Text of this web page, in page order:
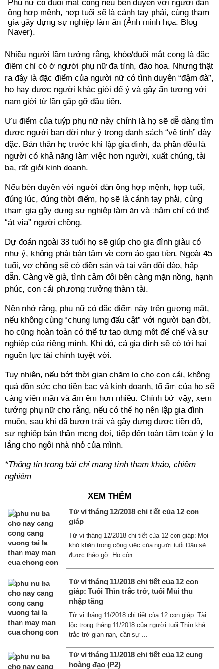
Phụ nữ có đuôi mắt cong nếu bén duyên với người đàn
ông hợp mệnh, hợp tuổi sẽ là cánh tay phải, cùng tham
gia gây dựng sự nghiệp làm ăn (Ảnh minh họa: Blog
Naver).
Nhiều người lầm tưởng rằng, khóe/đuôi mắt cong là đặc
điểm chỉ có ở người phụ nữ đa tình, đào hoa. Nhưng thật
ra đây là đặc điểm của người nữ có tình duyên “đậm đà”,
họ hay được người khác giới để ý và gây ấn tượng với
nam giới từ lần gặp gỡ đầu tiên.
Ưu điểm của tuýp phụ nữ này chính là họ sẽ dễ dàng tìm
được người bạn đời như ý trong danh sách “vệ tinh” dày
đặc. Bản thân họ trước khi lập gia đình, đa phần đều là
người có khả năng làm việc hơn người, xuất chúng, tài
ba, rất giỏi kinh doanh.
Nếu bén duyên với người đàn ông hợp mệnh, hợp tuổi,
đúng lúc, đúng thời điểm, họ sẽ là cánh tay phải, cùng
tham gia gây dựng sự nghiệp làm ăn và thậm chí có thể
“át vía” người chồng.
Dự đoán ngoài 38 tuổi họ sẽ giúp cho gia đình giàu có
như ý, không phải bận tâm về cơm áo gạo tiền. Ngoài 45
tuổi, vợ chồng sẽ có điền sản và tài vận dồi dào, hấp
dẫn. Càng về già, tình cảm đôi bên càng mặn nồng, hạnh
phúc, con cái phương trưởng thành tài.
Nên nhớ rằng, phụ nữ có đặc điểm này trên gương mặt,
nếu không cùng “chung lưng đấu cật” với người bạn đời,
họ cũng hoàn toàn có thể tự tạo dựng một đế chế và sự
nghiệp của riêng mình. Khi đó, cả gia đình sẽ có tới hai
nguồn lực tài chính tuyệt vời.
Tuy nhiên, nếu bớt thời gian chăm lo cho con cái, không
quá dồn sức cho tiền bạc và kinh doanh, tổ ấm của họ sẽ
càng viên mãn và ấm êm hơn nhiều. Chính bởi vậy, xem
tướng phụ nữ cho rằng, nếu có thể họ nên lập gia đình
muộn, sau khi đã bươn trải và gây dựng được tiền đồ,
sự nghiệp bản thân mong đợi, tiếp đến toàn tâm toàn ý lo
lắng cho ngôi nhà nhỏ của mình.
*Thông tin trong bài chỉ mang tính tham khảo, chiêm
nghiệm
XEM THÊM
Tử vi tháng 12/2018 chi tiết của 12 con
giáp
Tử vi tháng 12/2018 chi tiết của 12 con giáp: Mọi
khó khăn trong công việc của người tuổi Dậu sẽ
được tháo gỡ. Họ còn ...
Tử vi tháng 11/2018 chi tiết của 12 con
giáp: Tuổi Thìn trắc trở, tuổi Mùi thu
nhập tăng
Tử vi tháng 11/2018 chi tiết của 12 con giáp: Tài
lộc trong tháng 11/2018 của người tuổi Thìn khá
trắc trở gian nan, cần sự ...
Tử vi tháng 11/2018 chi tiết của 12 cung
hoàng đạo (P2)